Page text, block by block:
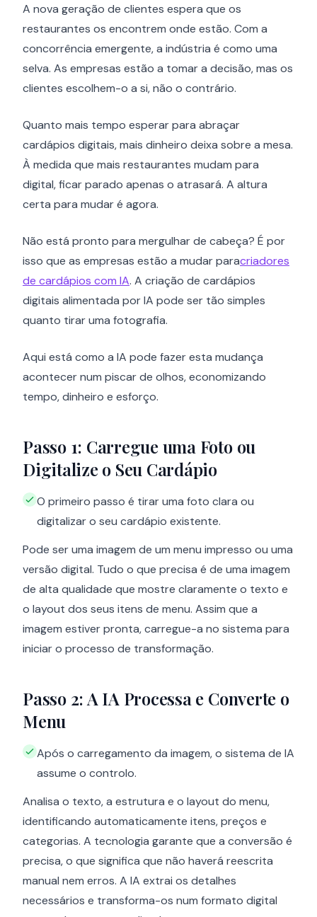
A nova geração de clientes espera que os
restaurantes os encontrem onde estão. Com a
concorrência emergente, a indústria é como uma
selva. As empresas estão a tomar a decisão, mas os
clientes escolhem-o a si, não o contrário.
Quanto mais tempo esperar para abraçar
cardápios digitais, mais dinheiro deixa sobre a mesa.
À medida que mais restaurantes mudam para
digital, ficar parado apenas o atrasará. A altura
certa para mudar é agora.
Não está pronto para mergulhar de cabeça? É por
isso que as empresas estão a mudar paracriadores
de cardápios com IA. A criação de cardápios
digitais alimentada por IA pode ser tão simples
quanto tirar uma fotografia.
Aqui está como a IA pode fazer esta mudança
acontecer num piscar de olhos, economizando
tempo, dinheiro e esforço.
Passo 1: Carregue uma Foto ou
Digitalize o Seu Cardápio
O primeiro passo é tirar uma foto clara ou
digitalizar o seu cardápio existente.
Pode ser uma imagem de um menu impresso ou uma
versão digital. Tudo o que precisa é de uma imagem
de alta qualidade que mostre claramente o texto e
o layout dos seus itens de menu. Assim que a
imagem estiver pronta, carregue-a no sistema para
iniciar o processo de transformação.
Passo 2: A IA Processa e Converte o
Menu
Após o carregamento da imagem, o sistema de IA
assume o controlo.
Analisa o texto, a estrutura e o layout do menu,
identificando automaticamente itens, preços e
categorias. A tecnologia garante que a conversão é
precisa, o que significa que não haverá reescrita
manual nem erros. A IA extrai os detalhes
necessários e transforma-os num formato digital